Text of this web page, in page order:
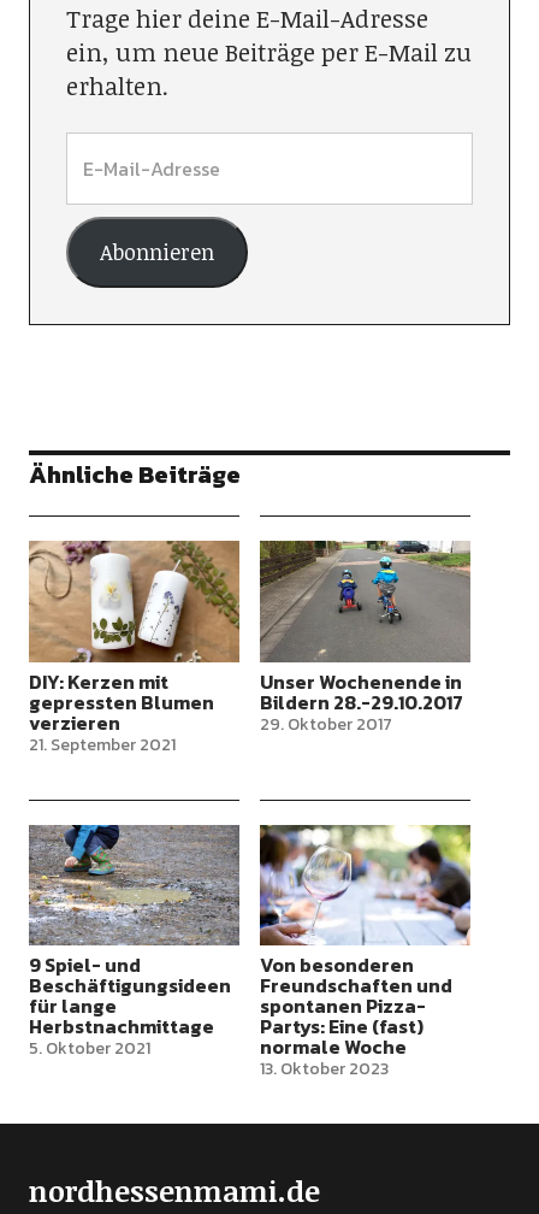
Trage hier deine E-Mail-Adresse
ein, um neue Beiträge per E-Mail zu
erhalten.
Abonnieren
Ähnliche Beiträge
DIY: Kerzen mit
gepressten Blumen
verzieren
21. September 2021
Unser Wochenende in
Bildern 28.-29.10.2017
29. Oktober 2017
9 Spiel- und
Beschäftigungsideen
für lange
Herbstnachmittage
5. Oktober 2021
Von besonderen
Freundschaften und
spontanen Pizza-
Partys: Eine (fast)
normale Woche
13. Oktober 2023
nordhessenmami.de